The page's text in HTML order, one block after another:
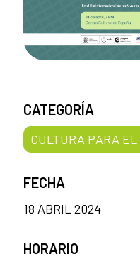
CATEGORÍA
CULTURA PARA EL
FECHA
18 ABRIL 2024
HORARIO